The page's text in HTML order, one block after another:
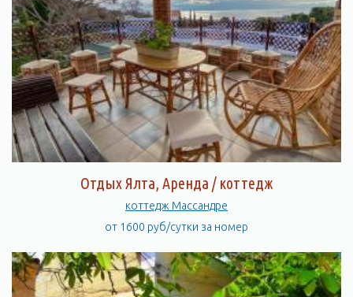
Отдых Ялта, Аренда / коттедж
коттедж Массандре
от 1600 руб/сутки за номер